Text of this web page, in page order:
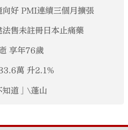
好 PMI連續三個月擴張
售未註冊日本止痛藥
享年76歲
萬 升2.1%
知道」\蓬山